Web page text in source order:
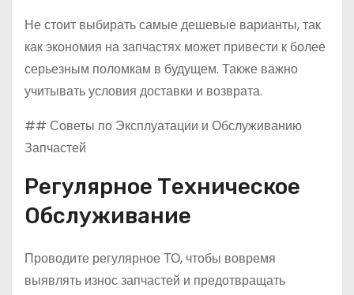
Не стоит выбирать самые дешевые варианты, так
как экономия на запчастях может привести к более
серьезным поломкам в будущем. Также важно
учитывать условия доставки и возврата.
## Советы по Эксплуатации и Обслуживанию
Запчастей
Регулярное Техническое
Обслуживание
Проводите регулярное ТО, чтобы вовремя
выявлять износ запчастей и предотвращать